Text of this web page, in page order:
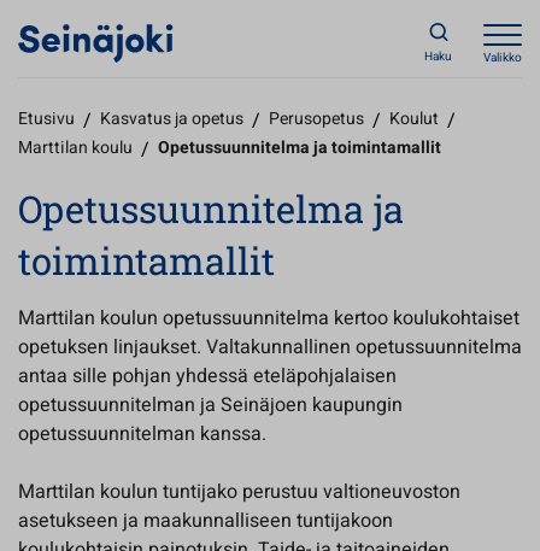
Haku Valikko
Etusivu / Kasvatus ja opetus / Perusopetus / Koulut /
Marttilan koulu / Opetussuunnitelma ja toimintamallit
Opetussuunnitelma ja
toimintamallit
Marttilan koulun opetussuunnitelma kertoo koulukohtaiset
opetuksen linjaukset. Valtakunnallinen opetussuunnitelma
antaa sille pohjan yhdessä eteläpohjalaisen
opetussuunnitelman ja Seinäjoen kaupungin
opetussuunnitelman kanssa.
Marttilan koulun tuntijako perustuu valtioneuvoston
asetukseen ja maakunnalliseen tuntijakoon